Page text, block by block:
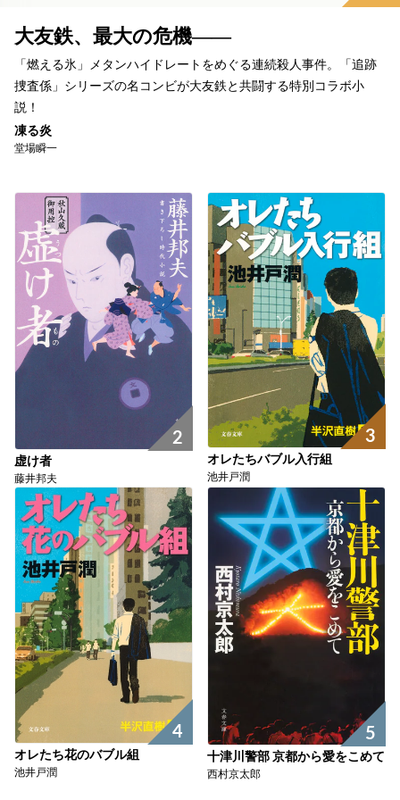
大友鉄、最大の危機――
「燃える氷」メタンハイドレートをめぐる連続殺人事件。「追跡
捜査係」シリーズの名コンビが大友鉄と共闘する特別コラボ小
説！
凍る炎
堂場瞬一
2
虚け者
藤井邦夫
3
オレたちバブル入行組
池井戸潤
4
オレたち花のバブル組
池井戸潤
5
十津川警部 京都から愛をこめて
西村京太郎